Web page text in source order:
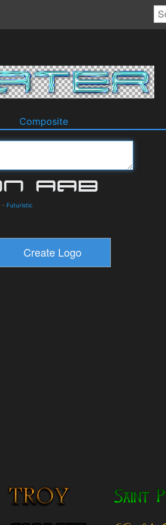
Composite
- Futuristic